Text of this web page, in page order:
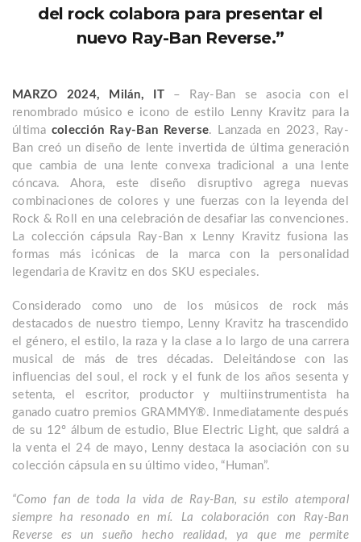
del rock colabora para presentar el
nuevo Ray-Ban Reverse.”
MARZO 2024, Milán, IT– Ray-Ban se asocia con el
renombrado músico e icono de estilo Lenny Kravitz para la
última colección Ray-Ban Reverse. Lanzada en 2023, Ray-
Ban creó un diseño de lente invertida de última generación
que cambia de una lente convexa tradicional a una lente
cóncava. Ahora, este diseño disruptivo agrega nuevas
combinaciones de colores y une fuerzas con la leyenda del
Rock & Roll en una celebración de desafiar las convenciones.
La colección cápsula Ray-Ban x Lenny Kravitz fusiona las
formas más icónicas de la marca con la personalidad
legendaria de Kravitz en dos SKU especiales.
Considerado como uno de los músicos de rock más
destacados de nuestro tiempo, Lenny Kravitz ha trascendido
el género, el estilo, la raza y la clase a lo largo de una carrera
musical de más de tres décadas. Deleitándose con las
influencias del soul, el rock y el funk de los años sesenta y
setenta, el escritor, productor y multiinstrumentista ha
ganado cuatro premios GRAMMY®. Inmediatamente después
de su 12º álbum de estudio, Blue Electric Light, que saldrá a
la venta el 24 de mayo, Lenny destaca la asociación con su
colección cápsula en su último video, “Human”.
“Como fan de toda la vida de Ray-Ban, su estilo atemporal
siempre ha resonado en mí. La colaboración con Ray-Ban
Reverse es un sueño hecho realidad, ya que me permite